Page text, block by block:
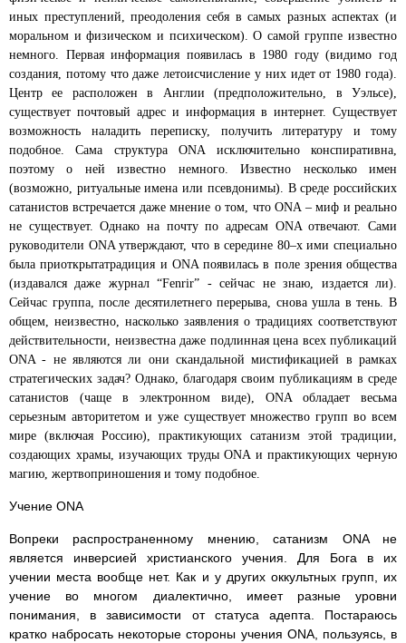
иных преступлений, преодоления себя в самых разных аспектах (и
моральном и физическом и психическом). О самой группе известно
немного. Первая информация появилась в 1980 году (видимо год
создания, потому что даже летоисчисление у них идет от 1980 года).
Центр ее расположен в Англии (предположительно, в Уэльсе),
существует почтовый адрес и информация в интернет. Существует
возможность наладить переписку, получить литературу и тому
подобное. Сама структура ONA исключительно конспиративна,
поэтому о ней известно немного. Известно несколько имен
(возможно, ритуальные имена или псевдонимы). В среде российских
сатанистов встречается даже мнение о том, что ONA – миф и реально
не существует. Однако на почту по адресам ONA отвечают. Сами
руководители ONA утверждают, что в середине 80–х ими специально
была приоткрытатрадиция и ONA появилась в поле зрения общества
(издавался даже журнал “Fenrir” - сейчас не знаю, издается ли).
Сейчас группа, после десятилетнего перерыва, снова ушла в тень. В
общем, неизвестно, насколько заявления о традициях соответствуют
действительности, неизвестна даже подлинная цена всех публикаций
ONA - не являются ли они скандальной мистификацией в рамках
стратегических задач? Однако, благодаря своим публикациям в среде
сатанистов (чаще в электронном виде), ONA обладает весьма
серьезным авторитетом и уже существует множество групп во всем
мире (включая Россию), практикующих сатанизм этой традиции,
создающих храмы, изучающих труды ONA и практикующих черную
магию, жертвоприношения и тому подобное.
Учение ONA
Вопреки распространенному мнению, сатанизм ONA не
является инверсией христианского учения. Для Бога в их
учении места вообще нет. Как и у других оккультных групп, их
учение во многом диалектично, имеет разные уровни
понимания, в зависимости от статуса адепта. Постараюсь
кратко набросать некоторые стороны учения ONA, пользуясь, в